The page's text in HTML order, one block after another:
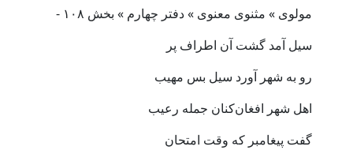
مولوی » مثنوی معنوی » دفتر چهارم » بخش ۱۰۸ -
سیل آمد گشت آن اطراف پر
رو به شهر آورد سیل بس مهیب
اهل شهر افغان‌کنان جمله رعیب
گفت پیغامبر که وقت امتحان